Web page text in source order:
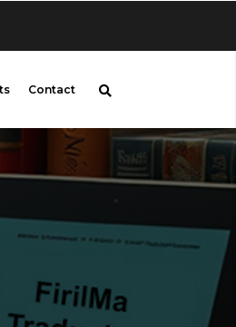
Contact